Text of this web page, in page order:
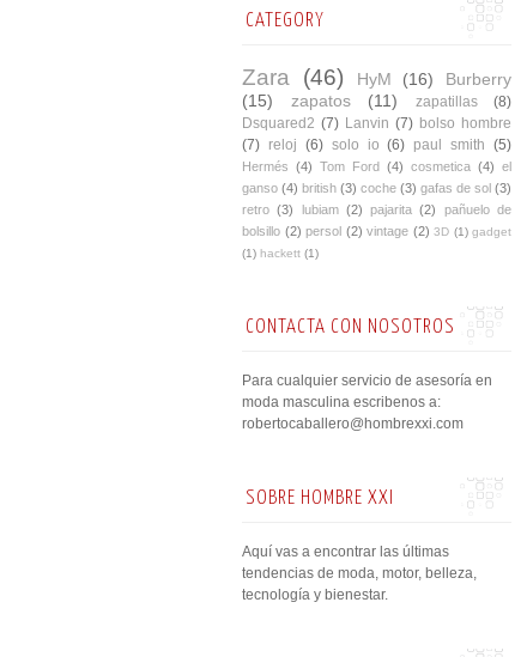
CATEGORY
Zara (46) HyM (16)
Burberry
(15)
zapatos (11) zapatillas
(8)
Dsquared2 (7) Lanvin (7) bolso hombre
(7) reloj (6) solo io (6) paul smith (5)
Hermés (4) Tom Ford (4) cosmetica (4) el
ganso (4) british (3) coche (3) gafas de sol (3)
retro (3) lubiam (2) pajarita (2)
pañuelo de
bolsillo (2) persol (2) vintage (2) 3D (1) gadget
(1) hackett (1)
CONTACTA CON NOSOTROS
Para cualquier servicio de asesoría en
moda masculina escribenos a:
robertocaballero@hombrexxi.com
SOBRE HOMBRE XXI
Aquí vas a encontrar las últimas
tendencias de moda, motor, belleza,
tecnología y bienestar.